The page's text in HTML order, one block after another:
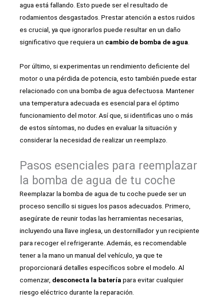
agua está fallando. Esto puede ser el resultado de
rodamientos desgastados. Prestar atención a estos ruidos
es crucial, ya que ignorarlos puede resultar en un daño
significativo que requiera un cambio de bomba de agua
Por último, si experimentas un rendimiento deficiente del
motor o una pérdida de potencia, esto también puede estar
relacionado con una bomba de agua defectuosa. Mantener
una temperatura adecuada es esencial para el óptimo
funcionamiento del motor. Así que, si identificas uno o más
de estos síntomas, no dudes en evaluar la situación y
considerar la necesidad de realizar un reemplazo.
Pasos esenciales para reemplazar
la bomba de agua de tu coche
Reemplazar la bomba de agua de tu coche puede ser un
proceso sencillo si sigues los pasos adecuados. Primero,
asegúrate de reunir todas las herramientas necesarias,
incluyendo una llave inglesa, un destornillador y un recipiente
para recoger el refrigerante. Además, es recomendable
tener a la mano un manual del vehículo, ya que te
proporcionará detalles específicos sobre el modelo. Al
comenzar, desconecta la batería para evitar cualquier
riesgo eléctrico durante la reparación.